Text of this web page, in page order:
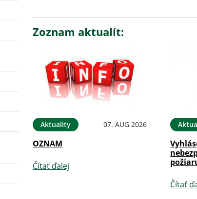
Zoznam aktualít:
Aktuality 07. AUG 2026
OZNAM
Čítať ďalej
Čítať